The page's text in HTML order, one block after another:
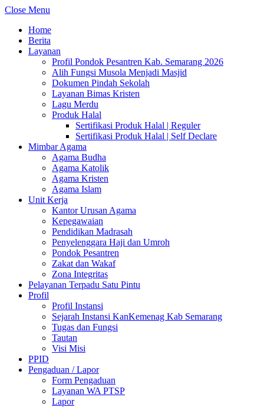
Close Menu
Home
Berita
Layanan
Profil Pondok Pesantren Kab. Semarang 2026
Alih Fungsi Musola Menjadi Masjid
Dokumen Pindah Sekolah
Layanan Bimas Kristen
Lagu Merdu
Produk Halal
Sertifikasi Produk Halal | Reguler
Sertifikasi Produk Halal | Self Declare
Mimbar Agama
Agama Budha
Agama Katolik
Agama Kristen
Agama Islam
Unit Kerja
Kantor Urusan Agama
Kepegawaian
Pendidikan Madrasah
Penyelenggara Haji dan Umroh
Pondok Pesantren
Zakat dan Wakaf
Zona Integritas
Pelayanan Terpadu Satu Pintu
Profil
Profil Instansi
Sejarah Instansi KanKemenag Kab Semarang
Tugas dan Fungsi
Tautan
Visi Misi
PPID
Pengaduan / Lapor
Form Pengaduan
Layanan WA PTSP
Lapor